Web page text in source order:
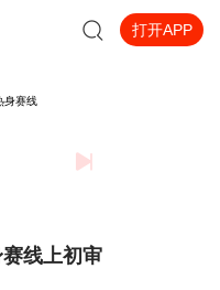
打开APP
赛线上初审